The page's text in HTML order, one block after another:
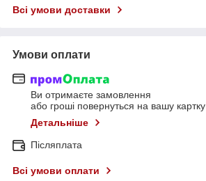
Всі умови доставки
Умови оплати
Ви отримаєте замовлення
або гроші повернуться на вашу картку
Детальніше
Післяплата
Всі умови оплати